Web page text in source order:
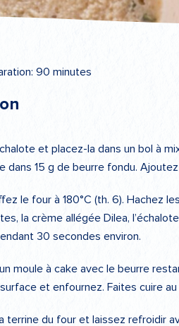
90 minutes
et placez-la dans un bol à
dans 15 g de beurre fondu.
le four à 180°C (th. 6). Hachez
la crème allégée Dilea,
30 secondes environ.
moule à cake avec le beurre
et enfournez. Faites cuire au
terrine du four et laissez refroidir